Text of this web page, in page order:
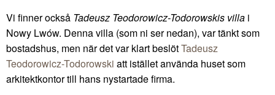
Vi finner också Tadeusz Teodorowicz-Todorowskis villa i
Nowy Lwów. Denna villa (som ni ser nedan), var tänkt som
bostadshus, men när det var klart beslötTadeusz
Teodorowicz-Todorowski att istället använda huset som
arkitektkontor till hans nystartade firma.